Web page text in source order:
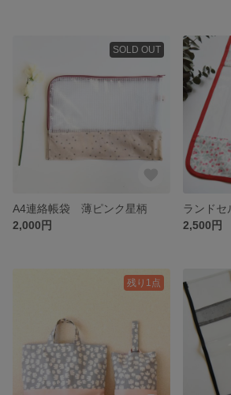
SOLD OUT
A4連絡帳袋 薄ピンク星柄
2,000円
2,500円
残り1点